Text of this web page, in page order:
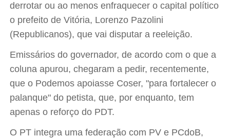
derrotar ou ao menos enfraquecer o capital político
o prefeito de Vitória, Lorenzo Pazolini
(Republicanos), que vai disputar a reeleição.
Emissários do governador, de acordo com o que a
coluna apurou, chegaram a pedir, recentemente,
que o Podemos apoiasse Coser, "para fortalecer o
palanque" do petista, que, por enquanto, tem
apenas o reforço do PDT.
O PT integra uma federação com PV e PCdoB,